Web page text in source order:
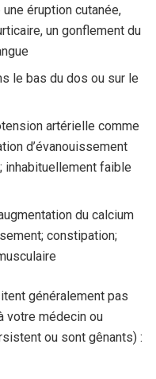
éruption cutanée,
un gonflement du
le bas du dos ou sur le
artérielle comme
d’évanouissement
inhabituellement faible
du calcium
constipation;
généralement pas
votre médecin ou
ou sont gênants) :